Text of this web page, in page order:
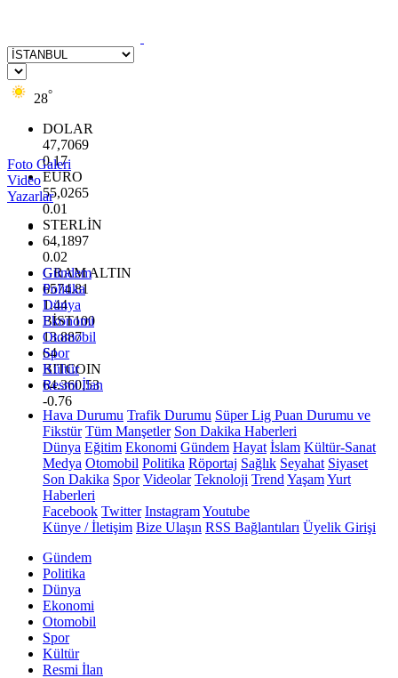
28°
DOLAR
47,7069
0.17
EURO
55,0265
0.01
STERLİN
64,1897
0.02
GRAM ALTIN
6574.81
1.44
BİST100
13.887
64
BITCOIN
64.360,53
-0.76
Foto Galeri
Video
Yazarlar
Gündem
Politika
Dünya
Ekonomi
Otomobil
Spor
Kültür
Resmi İlan
Hava Durumu Trafik Durumu Süper Lig Puan Durumu ve
Fikstür Tüm Manşetler Son Dakika Haberleri
Dünya Eğitim Ekonomi Gündem Hayat İslam Kültür-Sanat
Medya Otomobil Politika Röportaj Sağlık Seyahat Siyaset
Son Dakika Spor Videolar Teknoloji Trend YaşamYurt
Haberleri
Facebook Twitter InstagramYoutube
Künye / İletişim Bize Ulaşın RSS Bağlantıları Üyelik Girişi
Gündem
Politika
Dünya
Ekonomi
Otomobil
Spor
Kültür
Resmi İlan